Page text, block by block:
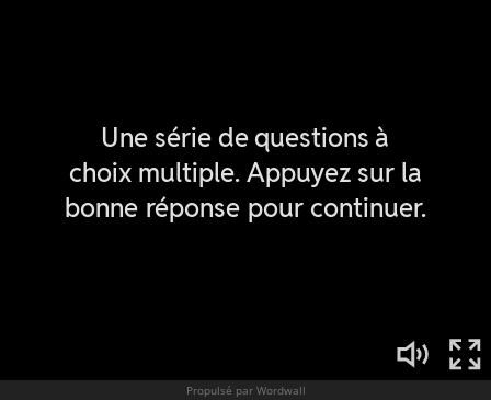
Propulsé par Wordwall